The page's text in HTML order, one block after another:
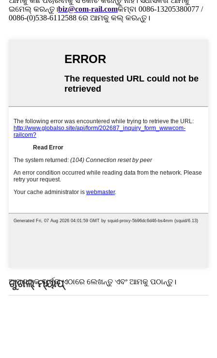
ଇମେଲ୍ କରନ୍ତୁ।biz@com-rail.comକିମ୍ବା 0086-13205380077 /
0086-(0)538-6112588 ରେ ଆମକୁ କଲ୍ କରନ୍ତୁ।
ଆପଣଙ୍କ ବାର୍ତ୍ତା ଏଠାରେ ଲେଖନ୍ତୁ ଏବଂ ଆମକୁ ପଠାନ୍ତୁ।
ଗୁଗଲ୍ ମ୍ୟାପ୍